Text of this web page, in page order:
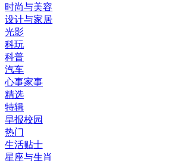
时尚与美容
设计与家居
光影
科玩
科普
汽车
心事家事
精选
特辑
早报校园
热门
生活贴士
星座与生肖